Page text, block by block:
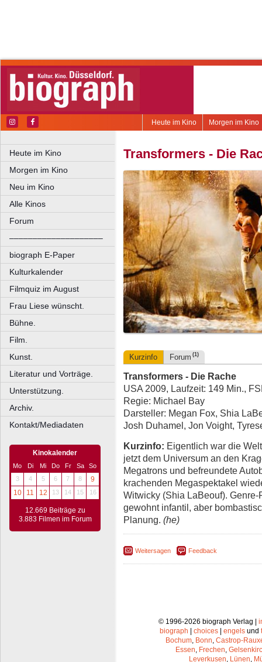
Morgen im Kino
Heute im Kino
Heute im Kino
Morgen im Kino
Neu im Kino
Alle Kinos
Forum
––––––––––––––––––––
biograph E-Paper
Kulturkalender
Filmquiz im August
Frau Liese wünscht.
Bühne.
Film.
Kunst.
Literatur und Vorträge.
Unterstützung.
Archiv.
Kontakt/Mediadaten
Kinokalender
Mo Di Mi Do Fr Sa
So
3
4 5 6 7 8
9
10
11 12 13 14 15 16
12.669 Beiträge zu
3.883 Filmen im Forum
Transformers - Die
Kurzinfo Forum (1)
Transformers - Die Rache
USA 2009, Laufzeit: 149 Min.,
Regie: Michael Bay
Darsteller: Megan Fox, Shia
Josh Duhamel, Jon Voight,
Kurzinfo: Eigentlich war die
jetzt dem Universum an den
Megatrons und befreundete
krachenden Megaspektakel
Witwicky (Shia LaBeouf).
gewohnt infantil, aber
Planung. (he)
Weitersagen Feedback
© 1996-2026 biograph Verlag |
biograph | choices | engels und
Bochum Bonn Castrop-
Essen Frechen
Leverkusen Lünen